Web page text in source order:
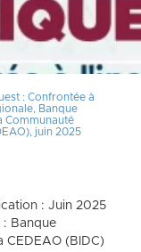
: Confrontée à
Banque
Communauté
juin 2025
: Juin 2025
: Banque
CEDEAO (BIDC)